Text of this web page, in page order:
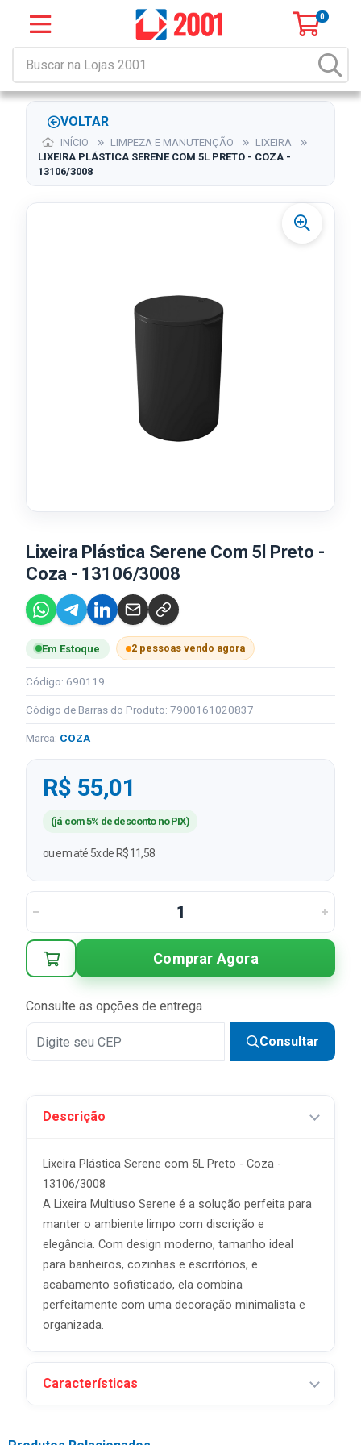
0
VOLTAR
INÍCIO LIMPEZA E MANUTENÇÃO
LIXEIRA
LIXEIRA PLÁSTICA SERENE COM 5L PRETO - COZA -
13106/3008
Lixeira Plástica Serene Com 5l Preto -
Coza - 13106/3008
Em Estoque 2 pessoas vendo agora
Código: 690119
Código de Barras do Produto: 7900161020837
Marca: COZA
R$ 55,01
(já com 5% de desconto no PIX)
ou em até 5x de R$ 11,58
Comprar Agora
Consulte as opções de entrega
Consultar
Descrição
Lixeira Plástica Serene com 5L Preto - Coza -
13106/3008
A Lixeira Multiuso Serene é a solução perfeita para
manter o ambiente limpo com discrição e
elegância. Com design moderno, tamanho ideal
para banheiros, cozinhas e escritórios, e
acabamento sofisticado, ela combina
perfeitamente com uma decoração minimalista e
organizada.
Características